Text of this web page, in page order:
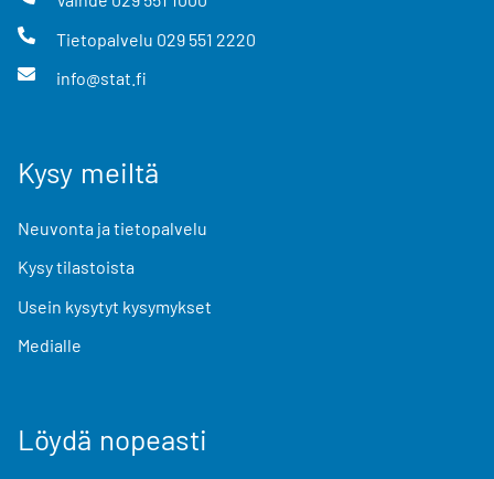
Tietopalvelu 029 551 2220
info@stat.fi
Kysy meiltä
Neuvonta ja tietopalvelu
Kysy tilastoista
Usein kysytyt kysymykset
Medialle
Löydä nopeasti